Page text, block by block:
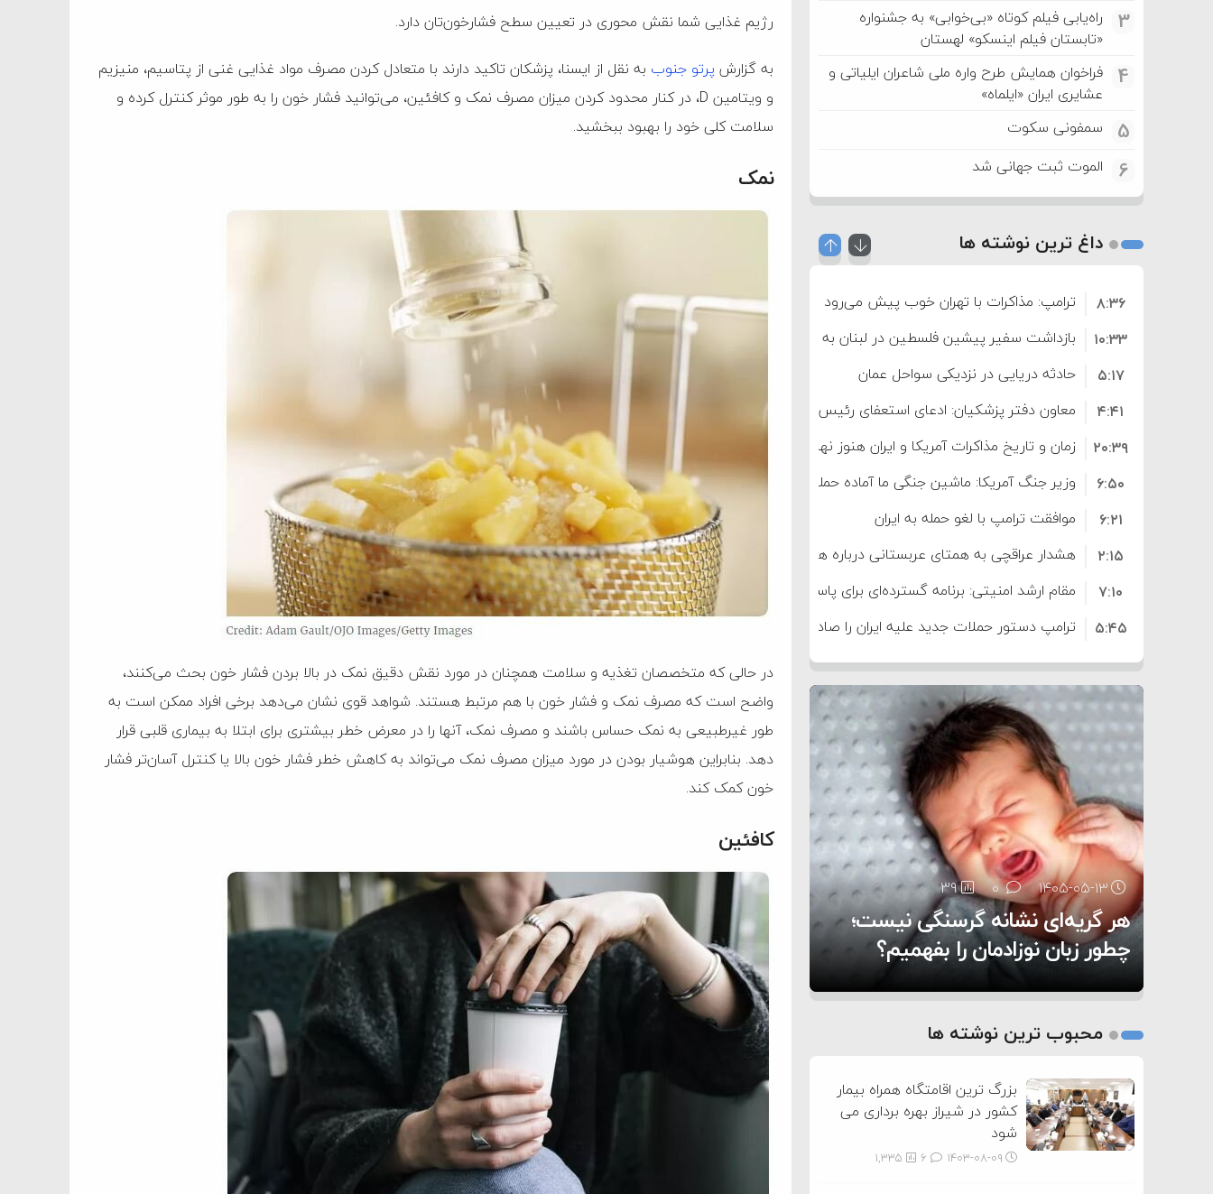
رژیم غذایی شما نقش محوری در تعیین سطح فشارخون‌تان دارد.
به گزارش پرتو جنوب به نقل از ایسنا، پزشکان تاکید دارند با متعادل کردن مصرف مواد غذایی غنی از پتاسیم، منیزیم
و ویتامین D، در کنار محدود کردن میزان مصرف نمک و کافئین، می‌توانید فشار خون را به طور موثر کنترل کرده و
سلامت کلی خود را بهبود ببخشید.
نمک
در حالی که متخصصان تغذیه و سلامت همچنان در مورد نقش دقیق نمک در بالا بردن فشار خون بحث می‌کنند،
واضح است که مصرف نمک و فشار خون با هم مرتبط هستند. شواهد قوی نشان می‌دهد برخی افراد ممکن است به
طور غیرطبیعی به نمک حساس باشند و مصرف نمک، آنها را در معرض خطر بیشتری برای ابتلا به بیماری قلبی قرار
دهد. بنابراین هوشیار بودن در مورد میزان مصرف نمک می‌تواند به کاهش خطر فشار خون بالا یا کنترل آسان‌تر فشار
خون کمک کند.
کافئین
3
راه‌یابی فیلم کوتاه «بی‌خوابی» به جشنواره
«تابستان فیلم اینسکو» لهستان
4
فراخوان همایش طرح واره ملی شاعران ایلیاتی و
عشایری ایران «ایلماه»
5 سمفونی سکوت
6 الموت ثبت جهانی شد
داغ ترین نوشته ها
ترامپ: مذاکرات با تهران خوب پیش می‌رود
۸:۳۶
بازداشت سفیر پیشین فلسطین در لبنان به اتهام فساد و اختلاس اموال
۱۰:۳۳
حادثه دریایی در نزدیکی سواحل عمان
۵:۱۷
معاون دفتر پزشکیان: ادعای استعفای رئیس‌جمهور واهی و کذب محض
است
۴:۴۱
زمان و تاریخ مذاکرات آمریکا و ایران هنوز نهایی نشده است
۲۰:۳۹
وزیر جنگ آمریکا: ماشین جنگی ما آماده حمله نظامی علیه ایران است
۶:۵۰
موافقت ترامپ با لغو حمله به ایران
۶:۲۱
هشدار عراقچی به همتای عربستانی درباره همراهی با آمریکا
۲:۱۵
مقام ارشد امنیتی: برنامه گسترده‌ای برای پاسخ به دیوانگی آمریکا داریم
۷:۱۰
ترامپ دستور حملات جدید علیه ایران را صادر کرد
۵:۴۵
سپاه: دو نفتکش متخلف مورد اصابت قرار گرفته و متوقف شدند
۱۲:۵۹
ترامپ مدعی توافق تاریخی برای خلع سلاح کامل حماس شد
۸:۵۷
اعتراض عراقچی به همتای بلغارستانی به دلیل کمک به آمریکا در حملات به
ایران
۱۶:۱۹
کشورهایی که به متجاوزان کمک می کنند پاسخ سختی خواهند گرفت
۱۰:۱۵
سنتکام پایان تجاوز جدید به ایران را اعلام کرد
۶:۰۵
۱۴۰۵-۰۵-۱۳ 0
39
هر گریه‌ای نشانه گرسنگی نیست؛
چطور زبان نوزادمان را بفهمیم؟
۱۴۰۵-۰۵-۱۲ 0
28
تغذیه پدر می‌تواند بر سلامت نوزاد
تأثیر بگذارد
۱۴۰۵-۰۵-۱۲ 0
13
روی دیگر زندگی
2
محبوب ترین نوشته ها
بزرگ ترین اقامتگاه همراه بیمار
کشور در شیراز بهره برداری می
شود
۱۴۰۳-۰۸-۰۹ 1,335